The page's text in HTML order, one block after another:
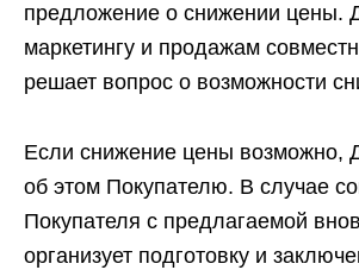
предложение о снижении цены.
маркетингу и продажам
решает вопрос о возможности
Если снижение цены возможно,
об этом Покупателю. В случае
Покупателя с предлагаемой
организует подготовку и